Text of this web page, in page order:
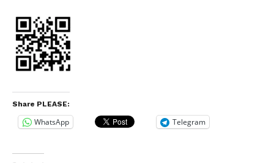
Share PLEASE:
WhatsApp Telegram